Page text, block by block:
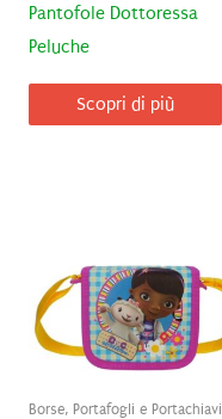
Pantofole Dottoressa
Peluche
Scopri di più
Borse, Portafogli e Portachiavi